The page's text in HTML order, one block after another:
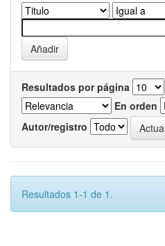
Resultados por página
En orden
Autor/registro
Resultados 1-1 de 1.